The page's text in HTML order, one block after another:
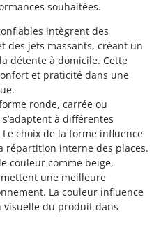
souhaitées.
intègrent des
des jets massants, créant un
détente à domicile. Cette
et praticité dans une
ronde, carrée ou
à différentes
Le choix de la forme influence
répartition interne des places.
couleur comme beige,
une meilleure
La couleur influence
visuelle du produit dans